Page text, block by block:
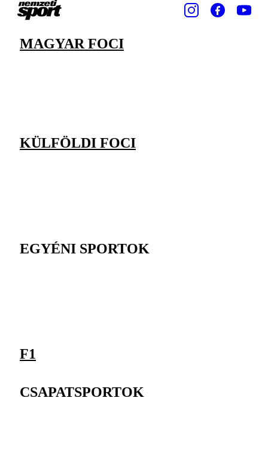
MAGYAR FOCI
KÜLFÖLDI FOCI
EGYÉNI SPORTOK
F1
CSAPATSPORTOK